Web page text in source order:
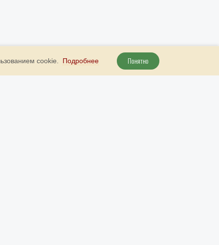
cookie. Подробнее Понятно